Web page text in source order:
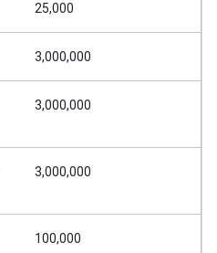
25,000
3,000,000
3,000,000
3,000,000
100,000